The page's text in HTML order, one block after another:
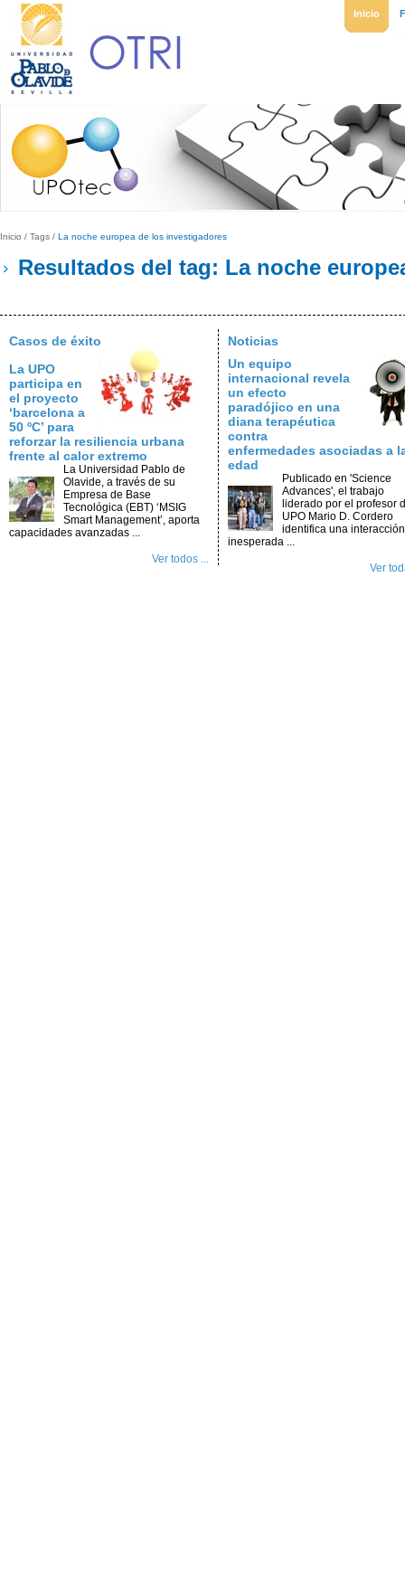
Inicio
Inicio / Tags / La noche europea de los investigadores
Resultados del tag: La noche
Casos de éxito
La UPO
participa en
el proyecto
‘barcelona a
50 ºC’ para
reforzar la resiliencia urbana
frente al calor extremo
La Universidad Pablo de
Olavide, a través de su
Empresa de Base
Tecnológica (EBT) ‘MSIG
Smart Management’, aporta
capacidades avanzadas ...
Ver todos ...
Noticias
Un equipo
internacional revela
un efecto
paradójico en una
diana terapéutica
contra
enfermedades asociadas a
edad
Publicado en 'Science
Advances', el trabajo
liderado por el profesor
UPO Mario D. Cordero
identifica una interacción
inesperada ...
Ver